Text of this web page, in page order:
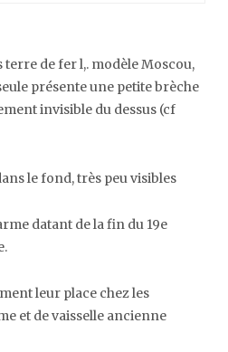
terre de fer l,. modèle Moscou,
présente une petite brèche
invisible du dessus (cf
le fond, très peu visibles
datant de la fin du 19e
leur place chez les
et de vaisselle ancienne